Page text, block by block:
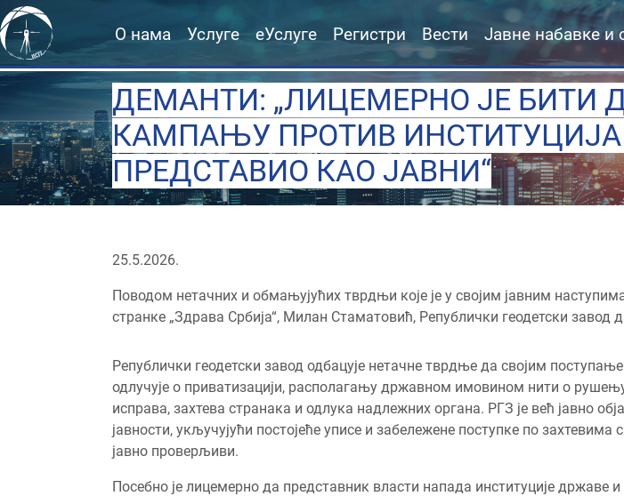
О нама Услуге еУслуге Регистри Вести Јавне набавке и
ДЕМАНТИ: „ЛИЦЕМЕРНО ЈЕ БИТИ
КАМПАЊУ ПРОТИВ ИНСТИТУЦИЈА
ПРЕДСТАВИО КАО ЈАВНИ“
25.5.2026.
Поводом нетачних и обмањујућих тврдњи које је у својим јавним
странке „Здрава Србија“, Милан Стаматовић, Републички геодетски завод
Републички геодетски завод одбацује нетачне тврдње да својим
одлучује о приватизацији, располагању државном имовином нити о
исправа, захтева странака и одлука надлежних органа. РГЗ је већ јавно
јавности, укључујући постојеће уписе и забележене поступке по
јавно проверљиви.
Посебно је лицемерно да представник власти напада институције